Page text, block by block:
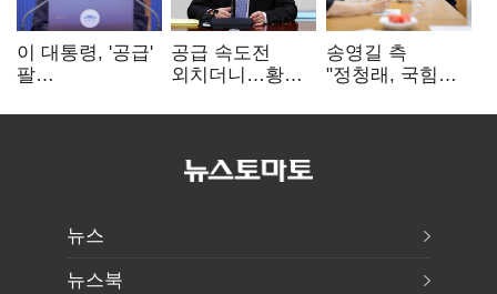
이 대통령, '공급'
팔
여 내부선
공급 속도전
외치더니…황희,
리모델링' 제안
송영길 측
"정청래, 국힘
민주당 대표로
뉴스
뉴스북